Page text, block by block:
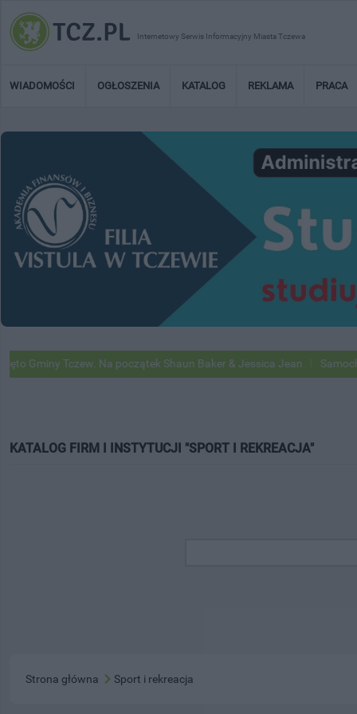
Internetowy Serwis Informacyjny Miasta Tczewa
WIADOMOŚCI OGŁOSZENIA KATALOG REKLAMA PRACA
Gminy Tczew. Na początek Shaun Baker & Jessica Jean
KATALOG FIRM I INSTYTUCJI "SPORT I REKREACJA"
Strona główna Sport i rekreacja